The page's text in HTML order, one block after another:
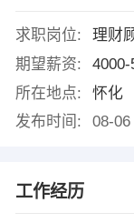
求职岗位:
理财
期望薪资:
4000-
所在地点:
怀化
发布时间:
08-06
工作经历